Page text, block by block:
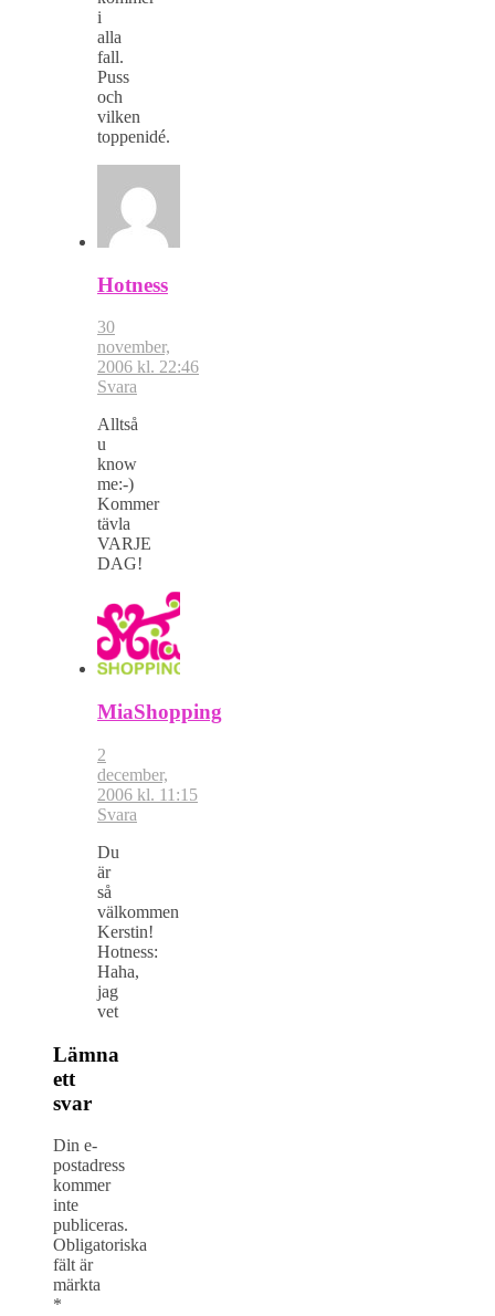
i
alla
fall.
Puss
och
vilken
toppenidé.
Hotness
30
november,
2006 kl. 22:46
Svara
Alltså
u
know
me:-)
Kommer
tävla
VARJE
DAG!
MiaShopping
2
december,
2006 kl. 11:15
Svara
Du
är
så
välkommen
Kerstin!
Hotness:
Haha,
jag
vet
Lämna
ett
svar
Din e-
postadress
kommer
inte
publiceras.
Obligatoriska
fält är
märkta
*